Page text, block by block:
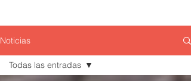
Noticias
Todas las entradas